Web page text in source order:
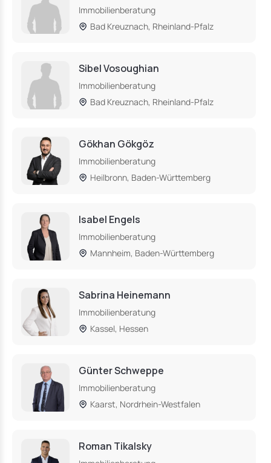
Immobilienberatung
Bad Kreuznach, Rheinland-Pfalz
Sibel Vosoughian
Immobilienberatung
Bad Kreuznach, Rheinland-Pfalz
Gökhan Gökgöz
Immobilienberatung
Heilbronn, Baden-Württemberg
Isabel Engels
Immobilienberatung
Mannheim, Baden-Württemberg
Sabrina Heinemann
Immobilienberatung
Kassel, Hessen
Günter Schweppe
Immobilienberatung
Kaarst, Nordrhein-Westfalen
Roman Tikalsky